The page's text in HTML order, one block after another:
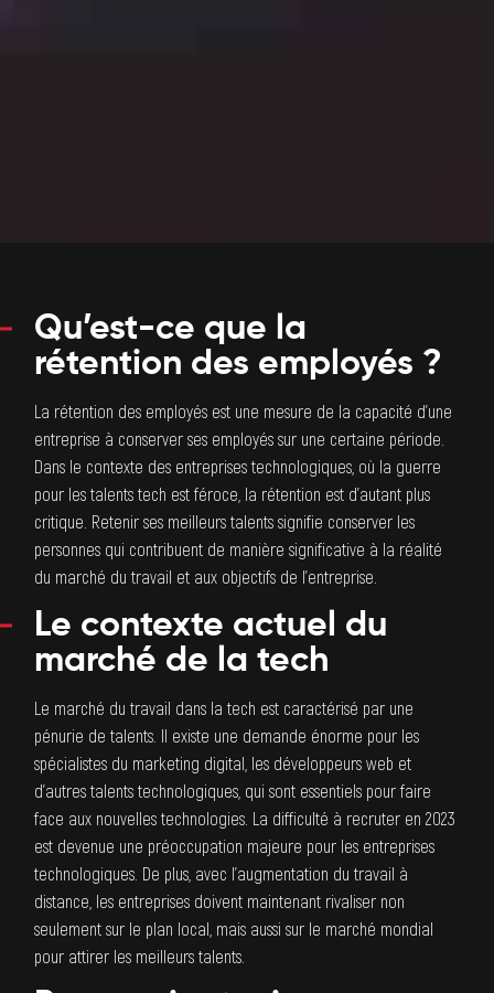
Qu’est-ce que la
rétention des employés ?
La rétention des employés est une mesure de la capacité d’une
entreprise à conserver ses employés sur une certaine période.
Dans le contexte des entreprises technologiques, où la guerre
pour les talents tech est féroce, la rétention est d’autant plus
critique. Retenir ses meilleurs talents signifie conserver les
personnes qui contribuent de manière significative à la réalité
du marché du travail et aux objectifs de l’entreprise.
Le contexte actuel du
marché de la tech
Le marché du travail dans la tech est caractérisé par une
pénurie de talents. Il existe une demande énorme pour les
spécialistes du marketing digital, les développeurs web et
d’autres talents technologiques, qui sont essentiels pour faire
face aux nouvelles technologies. La difficulté à recruter en 2023
est devenue une préoccupation majeure pour les entreprises
technologiques. De plus, avec l’augmentation du travail à
distance, les entreprises doivent maintenant rivaliser non
seulement sur le plan local, mais aussi sur le marché mondial
pour attirer les meilleurs talents.